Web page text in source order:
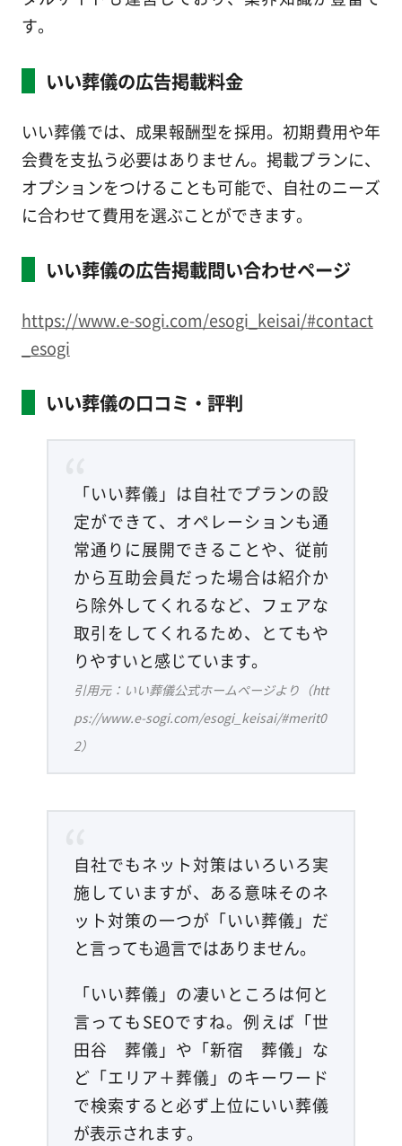
す。
いい葬儀の広告掲載料金
いい葬儀では、成果報酬型を採用。初期費用や年
会費を支払う必要はありません。掲載プランに、
オプションをつけることも可能で、自社のニーズ
に合わせて費用を選ぶことができます。
いい葬儀の広告掲載問い合わせページ
https://www.e-sogi.com/esogi_keisai/#contact
_esogi
いい葬儀の口コミ・評判
「いい葬儀」は自社でプランの設
定ができて、オペレーションも通
常通りに展開できることや、従前
から互助会員だった場合は紹介か
ら除外してくれるなど、フェアな
取引をしてくれるため、とてもや
りやすいと感じています。
引用元：いい葬儀公式ホームページより（htt
ps://www.e-sogi.com/esogi_keisai/#merit0
2）
自社でもネット対策はいろいろ実
施していますが、ある意味そのネ
ット対策の一つが「いい葬儀」だ
と言っても過言ではありません。
「いい葬儀」の凄いところは何と
言ってもSEOですね。例えば「世
田谷 葬儀」や「新宿 葬儀」な
ど「エリア＋葬儀」のキーワード
で検索すると必ず上位にいい葬儀
が表示されます。